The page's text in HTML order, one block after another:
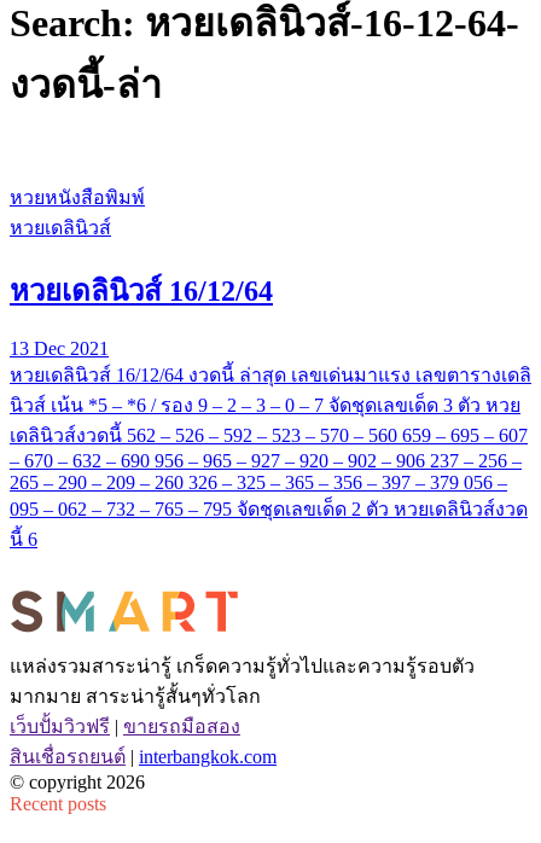
Search: หวยเดลินิวส์-16-12-64-
งวดนี้-ล่า
หวยหนังสือพิมพ์
หวยเดลินิวส์
หวยเดลินิวส์ 16/12/64
13 Dec 2021
หวยเดลินิวส์ 16/12/64 งวดนี้ ล่าสุด เลขเด่นมาแรง เลขตารางเดลิ
นิวส์ เน้น *5 – *6 / รอง 9 – 2 – 3 – 0 – 7 จัดชุดเลขเด็ด 3 ตัว หวย
เดลินิวส์งวดนี้ 562 – 526 – 592 – 523 – 570 – 560 659 – 695 – 607
– 670 – 632 – 690 956 – 965 – 927 – 920 – 902 – 906 237 – 256 –
265 – 290 – 209 – 260 326 – 325 – 365 – 356 – 397 – 379 056 –
095 – 062 – 732 – 765 – 795 จัดชุดเลขเด็ด 2 ตัว หวยเดลินิวส์งวด
นี้ 6
แหล่งรวมสาระน่ารู้ เกร็ดความรู้ทั่วไปและความรู้รอบตัว
มากมาย สาระน่ารู้สั้นๆทั่วโลก
เว็บปั้มวิวฟรี | ขายรถมือสอง
สินเชื่อรถยนต์ | interbangkok.com
© copyright 2026
Recent posts